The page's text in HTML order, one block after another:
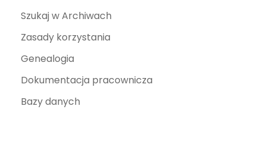
Szukaj w Archiwach
Zasady korzystania
Genealogia
Dokumentacja pracownicza
Bazy danych